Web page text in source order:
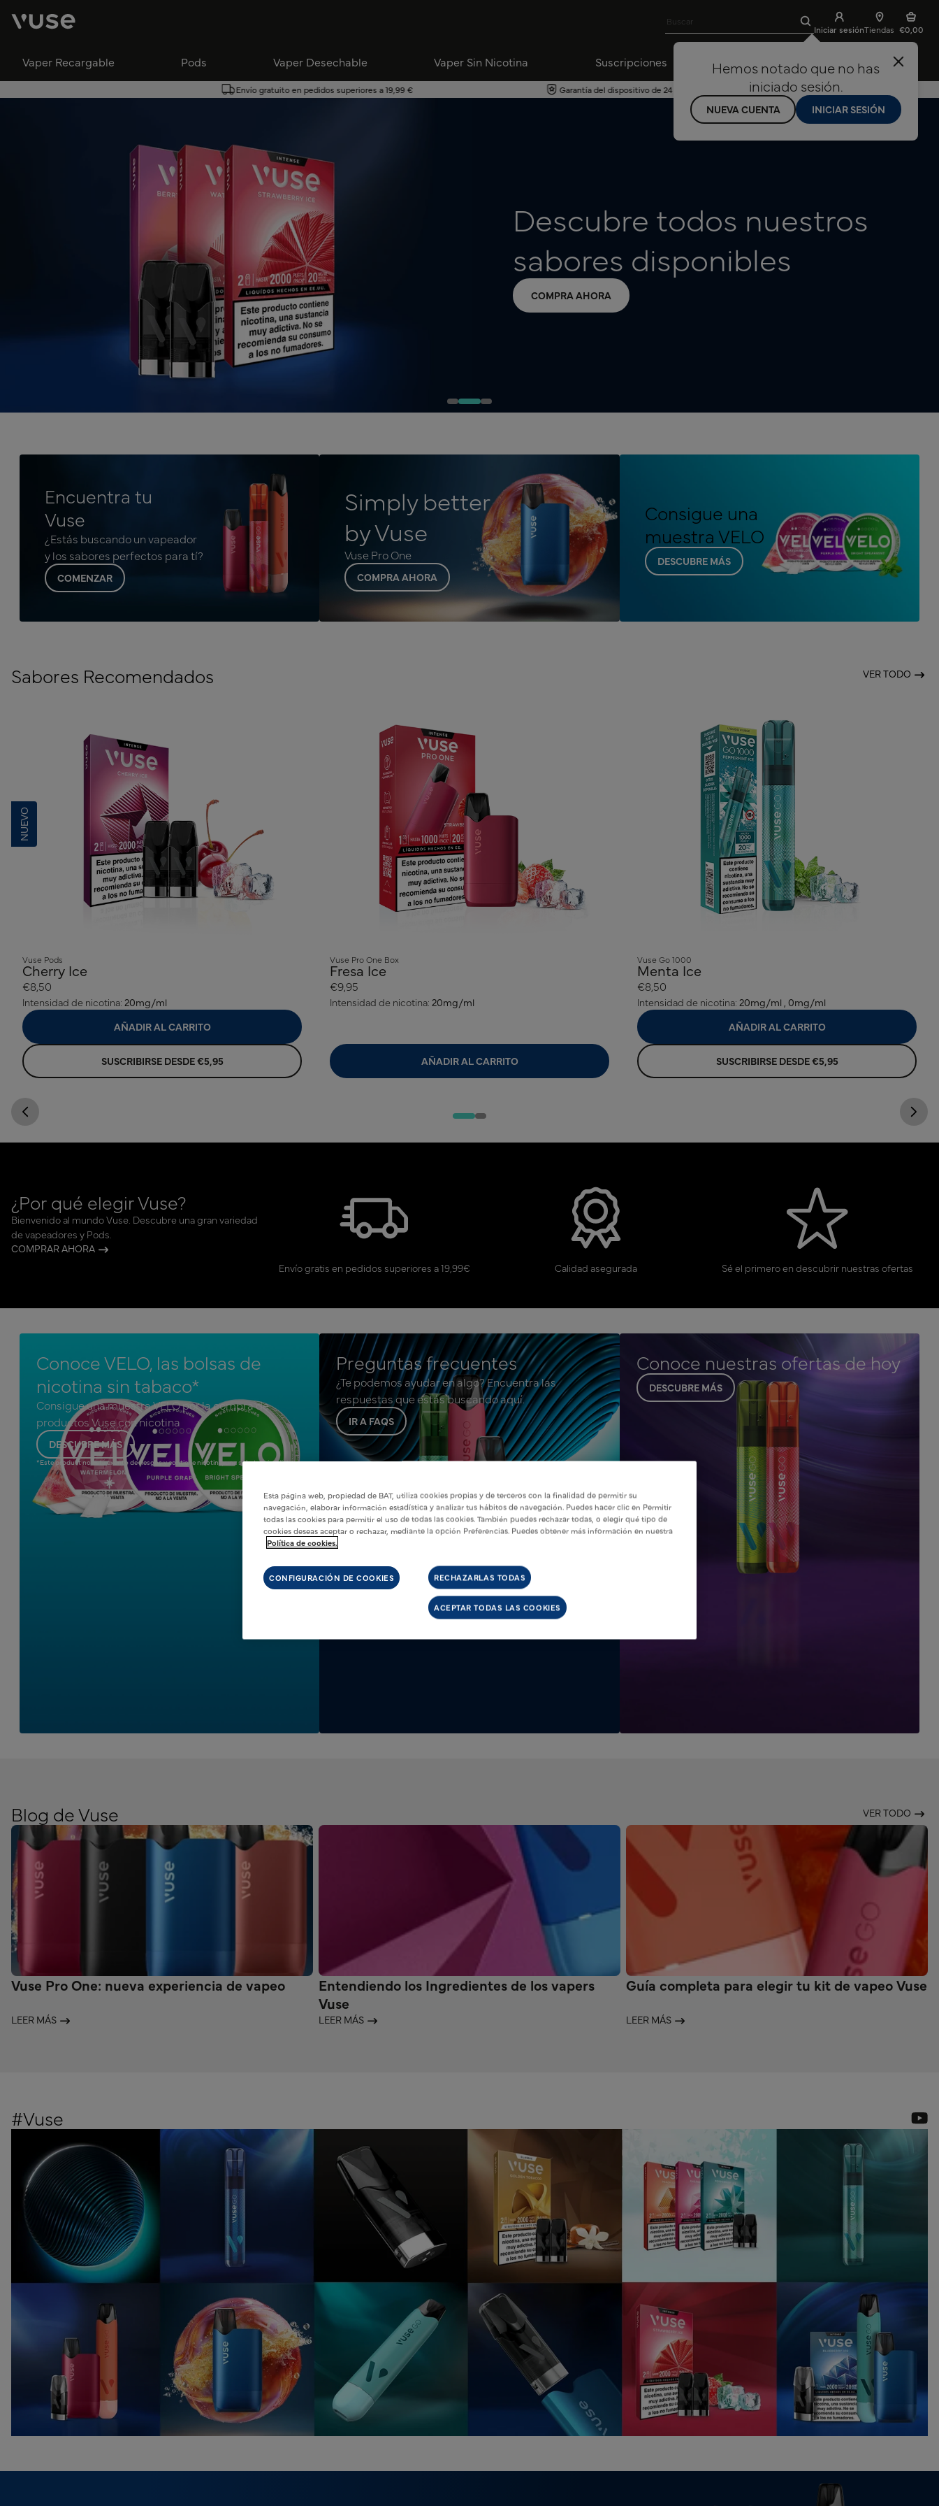
Boutique en ligne Vuse Vape & Pods Limpiar búsqueda
Buscar
Iniciar sesión
Hemos notado que no has
iniciado sesión.
NUEVA CUENTA INICIAR SESIÓN
Tiendas €0,00
Vaper Recargable Pods Vaper Desechable Vaper Sin Nicotina Suscripciones Descubre Vuse
Envío gratuito en pedidos superiores a 19,99 € Garantía del dispositivo de 24 meses
Descubre todos nuestros
sabores disponibles
COMPRA AHORA
Encuentra tu
Vuse
¿Estás buscando un vapeador
y los sabores perfectos para tí?
COMENZAR
Simply better
by Vuse
Vuse Pro One
COMPRA AHORA
Consigue una
muestra VELO
DESCUBRE MÁS
Sabores Recomendados VER TODO
NUEVO
Vuse Pods
Cherry Ice
€8,50
Intensidad de nicotina: 20mg/ml
AÑADIR AL CARRITO
SUSCRIBIRSE DESDE €5,95
Vuse Pro One Box
Fresa Ice
€9,95
Intensidad de nicotina: 20mg/ml
AÑADIR AL CARRITO
Vuse Go 1000
Menta Ice
€8,50
Intensidad de nicotina: 20mg/ml , 0mg/ml
AÑADIR AL CARRITO
SUSCRIBIRSE DESDE €5,95
¿Por qué elegir Vuse?
Bienvenido al mundo Vuse. Descubre una gran variedad
de vapeadores y Pods.
COMPRAR AHORA
Envío gratis en pedidos superiores a 19,99€ Calidad asegurada Sé el primero en descubrir nuestras ofertas
Conoce VELO, las bolsas de
nicotina sin tabaco*
Consigue una muestra VELO por la compra de
productos Vuse con nicotina
DESCUBRE MÁS
*Este product no está exento de riesgos y contiene nicotina, una substancia adictiva
Preguntas frecuentes
¿Te podemos ayudar en algo? Encuentra las
respuestas que estás buscando aquí.
IR A FAQS
Conoce nuestras ofertas de hoy
DESCUBRE MÁS
Blog de Vuse VER TODO
Vuse Pro One: nueva experiencia de vapeo
LEER MÁS
Entendiendo los Ingredientes de los vapers
Vuse
LEER MÁS
Guía completa para elegir tu kit de vapeo Vuse
LEER MÁS
#Vuse
Esta página web, propiedad de BAT, utiliza cookies propias y de terceros con la finalidad de permitir su
navegación, elaborar información estadística y analizar tus hábitos de navegación. Puedes hacer clic en Permitir
todas las cookies para permitir el uso de todas las cookies. También puedes rechazar todas, o elegir qué tipo de
cookies deseas aceptar o rechazar, mediante la opción Preferencias. Puedes obtener más información en nuestra
Política de cookies.
CONFIGURACIÓN DE COOKIES RECHAZARLAS TODAS
ACEPTAR TODAS LAS COOKIES